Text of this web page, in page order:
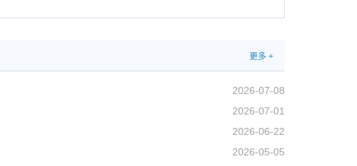
航空光电技术研究室
2026-07-08
2026-07-01
2026-06-22
2026-05-05
更多 +